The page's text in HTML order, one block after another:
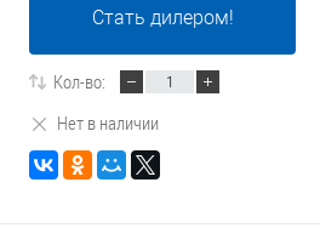
Стать дилером!
Кол-во:
Нет в наличии